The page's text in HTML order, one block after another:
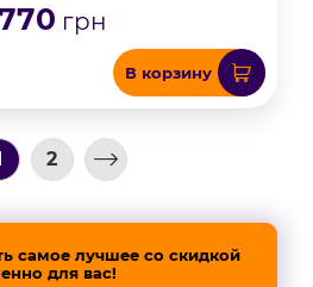
грн
В корзину
2
самое лучшее со скидкой
для вас!